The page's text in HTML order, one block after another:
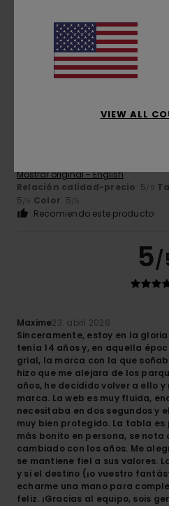
5
Mostrar original - English
Relación calidad-precio: 5/5
5/5 Color: 5/5
Recomiendo este producto
5/
Maxime23. abril 2026
Sinceramente, estoy en la
tenía 14 años y, en aquella
grial, la marca con la que
hizo que me alejara de los
años, he decidido volver a ello
marca. La web es muy fluida,
necesitaba en dos segundos y
muy bien protegido. La tabla es
más bonito en persona, se
cambiado con los años. Me
se mantiene fiel a sus valores.
y si el destino (¡o vuestro
echarme una mano para
feliz. ¡Gracias al equipo, sois
VIEW ALL